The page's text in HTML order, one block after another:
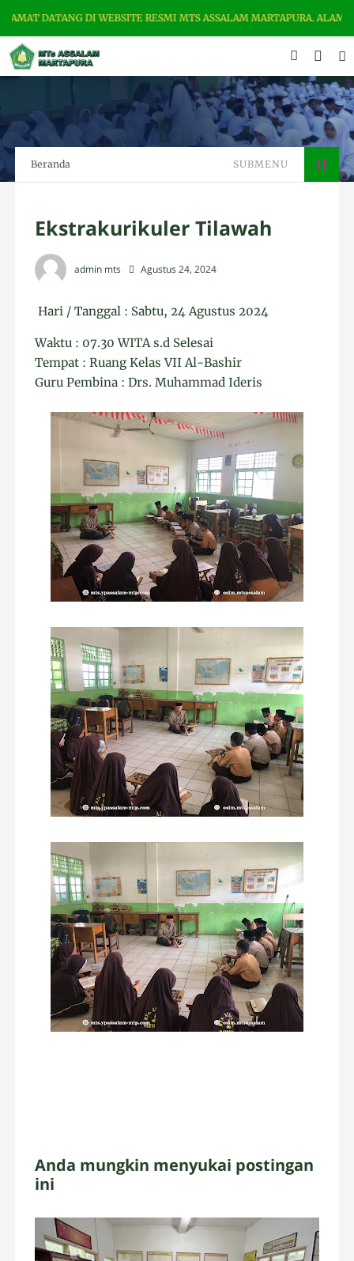
DATANG DI WEBSITE RESMI MTS ASSALAM MARTAPURA. ALAMAT
Beranda SUBMENU
Ekstrakurikuler Tilawah
admin mts Agustus 24, 2024
Hari / Tanggal : Sabtu, 24 Agustus 2024
Waktu : 07.30 WITA s.d Selesai
Tempat : Ruang Kelas VII Al-Bashir
Guru Pembina : Drs. Muhammad Ideris
Anda mungkin menyukai postingan
ini